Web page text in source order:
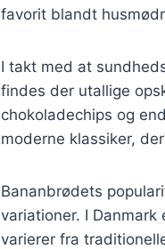
favorit blandt
I takt med at
findes der utallige
chokoladechips og
moderne klassiker,
Bananbrødets
variationer. I
varierer fra